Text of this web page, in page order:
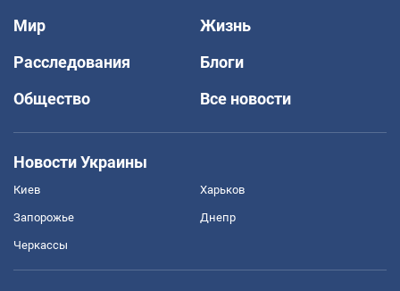
Мир
Жизнь
Расследования
Блоги
Общество
Все новости
Новости Украины
Киев Харьков
Запорожье Днепр
Черкассы